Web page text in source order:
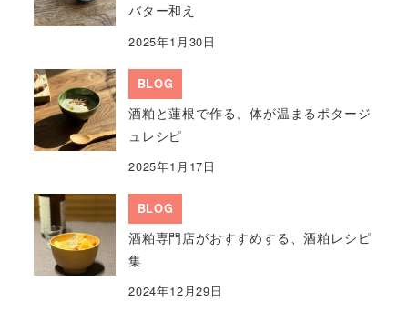
バター和え
2025年1月30日
BLOG
酒粕と蓮根で作る、体が温まるポタージ
ュレシピ
2025年1月17日
BLOG
酒粕専門店がおすすめする、酒粕レシピ
集
2024年12月29日